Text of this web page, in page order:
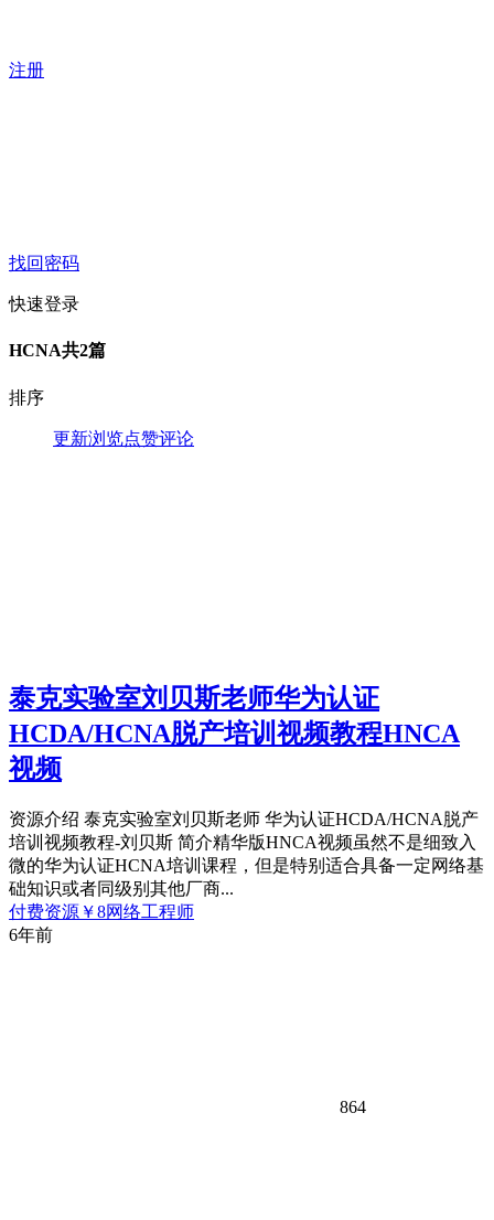
注册
找回密码
快速登录
HCNA共2篇
排序
更新浏览点赞评论
泰克实验室刘贝斯老师华为认证
HCDA/HCNA脱产培训视频教程HNCA
视频
资源介绍 泰克实验室刘贝斯老师 华为认证HCDA/HCNA脱产
培训视频教程-刘贝斯 简介精华版HNCA视频虽然不是细致入
微的华为认证HCNA培训课程，但是特别适合具备一定网络基
础知识或者同级别其他厂商...
付费资源 ￥8网络工程师
6年前
864